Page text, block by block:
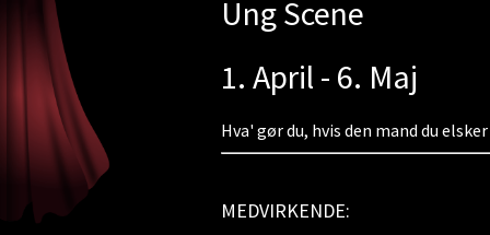
Ung Scene
1. April - 6. Maj
Hva' gør du, hvis den mand du
MEDVIRKENDE: